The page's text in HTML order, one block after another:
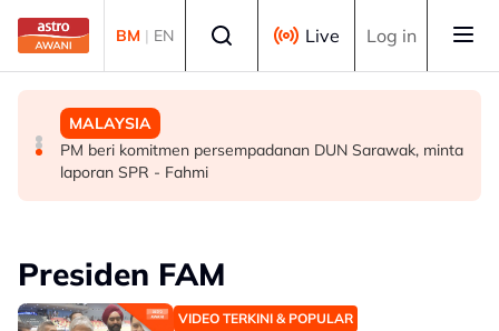
Skip to main content
BM | EN Live Log in
MALAYSIA
Terlupa letak gear ‘P’ punca SUV rempuh pintu kaca
Balai Berlepas KKIA
MALAYSIA
Sektor swasta digesa perluas peluang kerjaya kedua
veteran tentera - Wan Azizah
MALAYSIA
PM beri komitmen persempadanan DUN Sarawak, minta
laporan SPR - Fahmi
Presiden FAM
VIDEO TERKINI & POPULAR